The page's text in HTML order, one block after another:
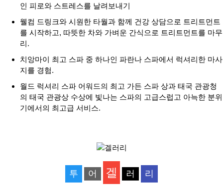
인 피로와 스트레스를 날려보내기
웰컴 드링크와 시원한 타월과 함께 건강 상담으로 트리트먼트
를 시작하고, 따뜻한 차와 가벼운 간식으로 트리트먼트를 마무
리.
치앙마이 최고 스파 중 하나인 파란나 스파에서 럭셔리한 마사
지를 경험.
월드 럭셔리 스파 어워드의 최고 가든 스파 상과 태국 관광청
의 태국 관광상 수상에 빛나는 스파의 고급스럽고 아늑한 분위
기에서의 최고급 서비스.
투 어 겔 러 리